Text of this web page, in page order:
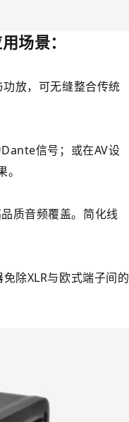
场景：
放，可无缝整合传统
信号；或在AV设
质音频覆盖。简化线
除XLR与欧式端子间的